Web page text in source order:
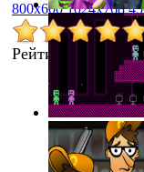
800x600 1024x768
Рейтинг